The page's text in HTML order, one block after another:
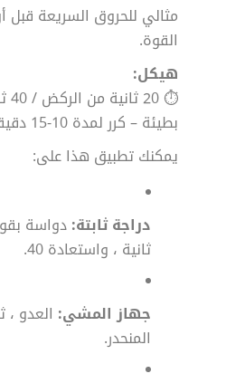
مثالي للحروق السريعة قبل
القوة.
هيكل:
⏱
بطيئة – كرر لمدة 10-15 دقيقة.
يمكنك تطبيق هذا على:
دراجة ثابتة:
ثانية ، واستعادة 40.
جهاز المشي: العدو
المنحدر.